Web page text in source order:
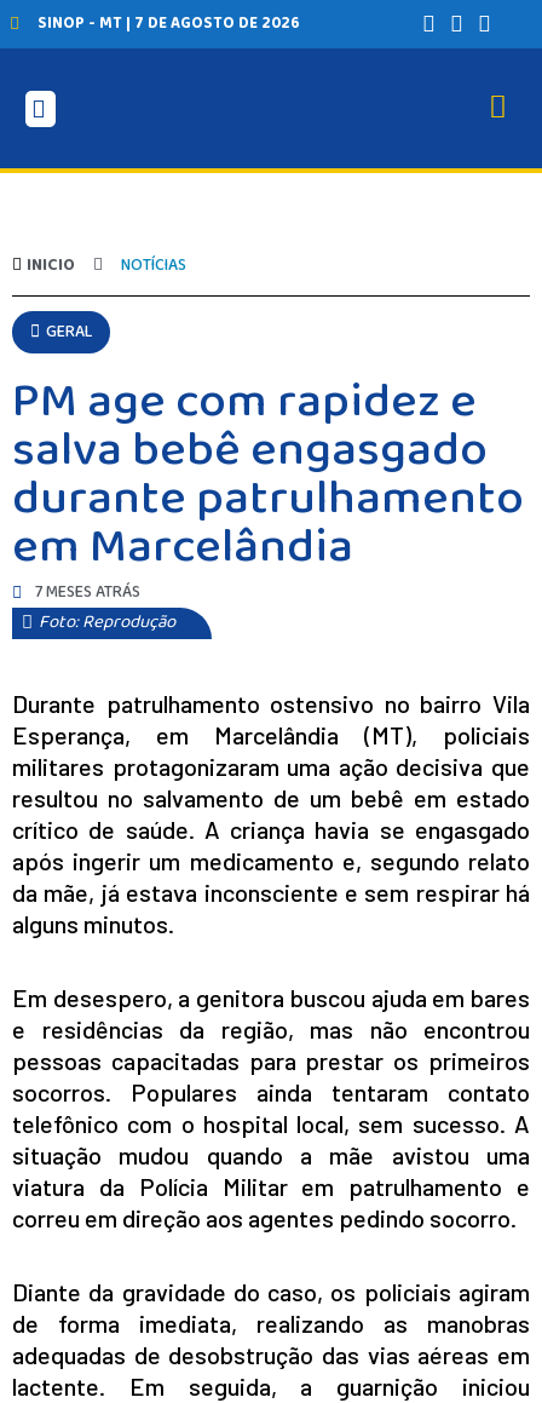
SINOP - MT | 7 DE AGOSTO DE 2026
INICIO NOTÍCIAS
GERAL
PM age com rapidez e
salva bebê engasgado
durante patrulhamento
em Marcelândia
7 MESES ATRÁS
Foto: Reprodução
Durante patrulhamento ostensivo no bairro Vila
Esperança, em Marcelândia (MT), policiais
militares protagonizaram uma ação decisiva que
resultou no salvamento de um bebê em estado
crítico de saúde. A criança havia se engasgado
após ingerir um medicamento e, segundo relato
da mãe, já estava inconsciente e sem respirar há
alguns minutos.
Em desespero, a genitora buscou ajuda em bares
e residências da região, mas não encontrou
pessoas capacitadas para prestar os primeiros
socorros. Populares ainda tentaram contato
telefônico com o hospital local, sem sucesso. A
situação mudou quando a mãe avistou uma
viatura da Polícia Militar em patrulhamento e
correu em direção aos agentes pedindo socorro.
Diante da gravidade do caso, os policiais agiram
de forma imediata, realizando as manobras
adequadas de desobstrução das vias aéreas em
lactente. Em seguida, a guarnição iniciou